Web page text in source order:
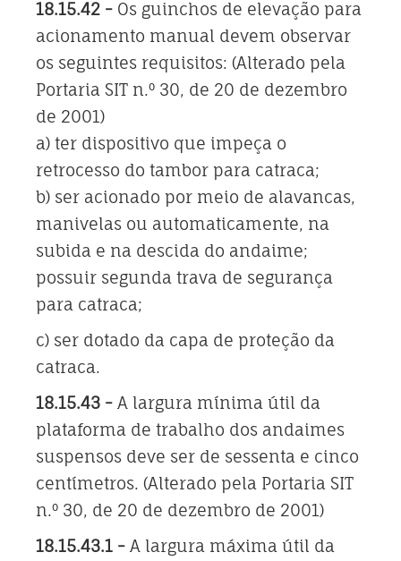
18.15.42 - Os guinchos de elevação para
acionamento manual devem observar
os seguintes requisitos: (Alterado pela
Portaria SIT n.º 30, de 20 de dezembro
de 2001)
a) ter dispositivo que impeça o
retrocesso do tambor para catraca;
b) ser acionado por meio de alavancas,
manivelas ou automaticamente, na
subida e na descida do andaime;
possuir segunda trava de segurança
para catraca;
c) ser dotado da capa de proteção da
catraca.
18.15.43 - A largura mínima útil da
plataforma de trabalho dos andaimes
suspensos deve ser de sessenta e cinco
centímetros. (Alterado pela Portaria SIT
n.º 30, de 20 de dezembro de 2001)
18.15.43.1 - A largura máxima útil da